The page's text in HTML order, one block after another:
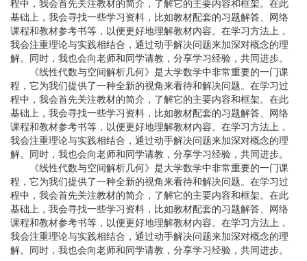
程中，我会首先关注教材的简介，了解它的主要内容和框架。在此
基础上，我会寻找一些学习资料，比如教材配套的习题解答、网络
课程和教材参考书等，以便更好地理解教材内容。在学习方法上，
我会注重理论与实践相结合，通过动手解决问题来加深对概念的理
解。同时，我也会向老师和同学请教，分享学习经验，共同进步。
《线性代数与空间解析几何》是大学数学中非常重要的一门课
程，它为我们提供了一种全新的视角来看待和解决问题。在学习过
程中，我会首先关注教材的简介，了解它的主要内容和框架。在此
基础上，我会寻找一些学习资料，比如教材配套的习题解答、网络
课程和教材参考书等，以便更好地理解教材内容。在学习方法上，
我会注重理论与实践相结合，通过动手解决问题来加深对概念的理
解。同时，我也会向老师和同学请教，分享学习经验，共同进步。
《线性代数与空间解析几何》是大学数学中非常重要的一门课
程，它为我们提供了一种全新的视角来看待和解决问题。在学习过
程中，我会首先关注教材的简介，了解它的主要内容和框架。在此
基础上，我会寻找一些学习资料，比如教材配套的习题解答、网络
课程和教材参考书等，以便更好地理解教材内容。在学习方法上，
我会注重理论与实践相结合，通过动手解决问题来加深对概念的理
解。同时，我也会向老师和同学请教，分享学习经验，共同进步。